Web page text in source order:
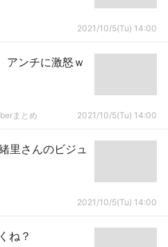
2021/10/5(Tu) 14:00
アンチに激怒ｗ
まとめ 2021/10/5(Tu) 14:00
里さんのビジュ
2021/10/5(Tu) 14:00
ね？